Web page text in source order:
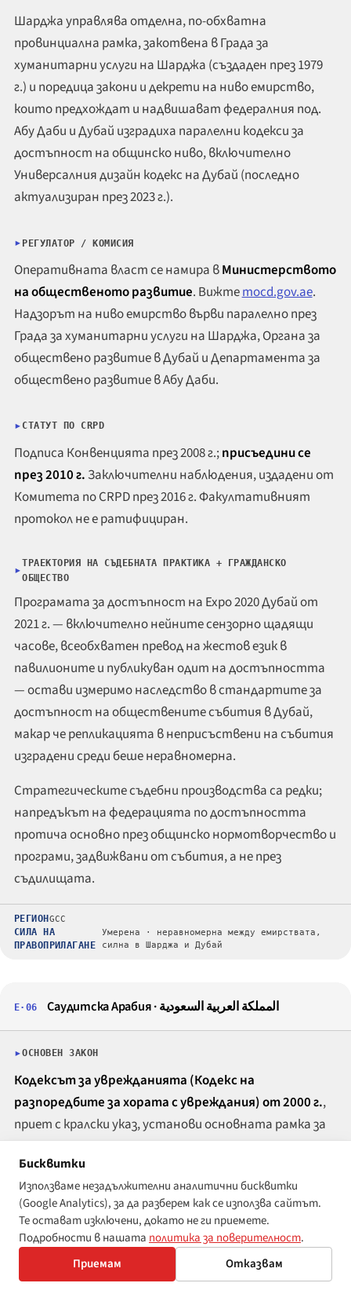
Шарджа управлява отделна, по-обхватна
провинциална рамка, закотвена в Града за
хуманитарни услуги на Шарджа (създаден през 1979
г.) и поредица закони и декрети на ниво емирство,
които предхождат и надвишават федералния под.
Абу Даби и Дубай изградиха паралелни кодекси за
достъпност на общинско ниво, включително
Универсалния дизайн кодекс на Дубай (последно
актуализиран през 2023 г.).
РЕГУЛАТОР / КОМИСИЯ
Оперативната власт се намира вМинистерството
на общественото развитие. Вижтеmocd.gov.ae.
Надзорът на ниво емирство върви паралелно през
Града за хуманитарни услуги на Шарджа, Органа за
обществено развитие в Дубай и Департамента за
обществено развитие в Абу Даби.
СТАТУТ ПО CRPD
Подписа Конвенцията през 2008 г.;присъедини се
през 2010 г. Заключителни наблюдения, издадени от
Комитета по CRPD през 2016 г. Факултативният
протокол не е ратифициран.
ТРАЕКТОРИЯ НА СЪДЕБНАТА ПРАКТИКА + ГРАЖДАНСКО
ОБЩЕСТВО
Програмата за достъпност на Expo 2020 Дубай от
2021 г. — включително нейните сензорно щадящи
часове, всеобхватен превод на жестов език в
павилионите и публикуван одит на достъпността
— остави измеримо наследство в стандартите за
достъпност на обществените събития в Дубай,
макар че репликацията в неприсъствени на събития
изградени среди беше неравномерна.
Стратегическите съдебни производства са редки;
напредъкът на федерацията по достъпността
протича основно през общинско нормотворчество и
програми, задвижвани от събития, а не през
съдилищата.
РЕГИОНGCC
СИЛА НА
ПРАВОПРИЛАГАНЕ
Умерена · неравномерна между емирствата,
силна в Шарджа и Дубай
E·06 Саудитска Арабия ·المملكة العربية السعودية
ОСНОВЕН ЗАКОН
Кодексът за уврежданията (Кодекс на
разпоредбите за хората с увреждания) от 2000 г.,
приет с кралски указ, установи основната рамка за
правата на хората с увреждания в страната.
Рамката Vision 2030 от 2016 г. вгради целите за
приобщаване на хората с увреждания в по-широки
показатели за човешки капитал и заетост — най-
конкретно изрична целева стойност за процента на
заетост на хората с увреждания, включена в
Националната програма за трансформация.
Бисквитки
Използваме незадължителни аналитични бисквитки
(Google Analytics), за да разберем как се използва сайтът.
Те остават изключени, докато не ги приемете.
Подробности в нашата политика за поверителност.
Приемам
Отказвам